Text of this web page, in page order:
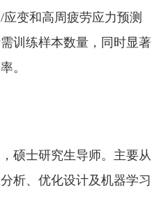
变和高周疲劳应力预测
训练样本数量，同时显著
。
硕士研究生导师。主要从
析、优化设计及机器学习